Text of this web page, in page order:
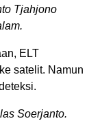
Tjahjono
ELT
satelit. Namun
Soerjanto.